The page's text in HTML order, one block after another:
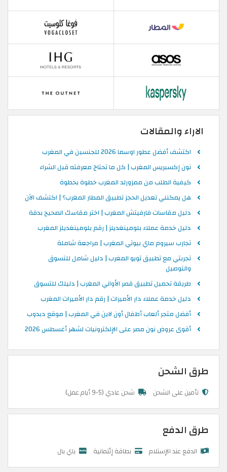
الاراء والمقالات
اكتشف أفضل عطور اوسما 2026 للجنسين في المغرب
نون إكسبريس المغرب | كل ما تحتاج معرفته قبل الشراء
كيفية الطلب من ممزورلد المغرب خطوة بخطوة
هل يمكنني تعديل الحجز تطبيق المطار المغرب؟ | اكتشف الآن
دليل مقاسات فارفيتش المغرب | اختر مقاسك الصحيح بدقة
دليل خدمة عملاء بلومينغديلز | رقم بلومينغديلز المغرب
تجارب سيروم ماي بيوتي المغرب | مراجعة شاملة
تجربتي مع تطبيق تويو المغرب | دليل شامل للتسوق
والتوصيل
طريقة تحميل تطبيق قصر الأواني المغرب | دليلك للتسوق
دليل خدمة عملاء دار الأميرات | رقم دار الأميرات المغرب
أفضل متجر ألعاب أطفال أون لاين في المغرب | موقع دبدوب
أقوى عروض نون مصر على الإلكترونيات لشهر أغسطس 2026
طرق الشحن
تأمين على الشحن شحن عادي (5-9 أيام عمل)
طرق الدفع
الدفع عند الإستلام بطاقة إئتمانية باي بال